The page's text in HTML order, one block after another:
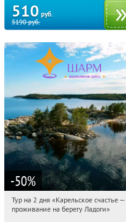
510 руб.
5190руб.
-50%
07:31:54 Купили:39
Тур на 2 дня «Карельское счастье —
проживание на берегу Ладоги»